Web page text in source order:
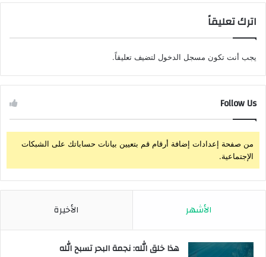
اترك تعليقاً
يجب أنت تكون مسجل الدخول لتضيف تعليقاً.
Follow Us
من صفحة إعدادات إضافة أرقام قم بتعيين بيانات حساباتك على الشبكات
الإجتماعية.
الأشهر الأخيرة
هذا خلق الله: نجمة البحر تسبح الله